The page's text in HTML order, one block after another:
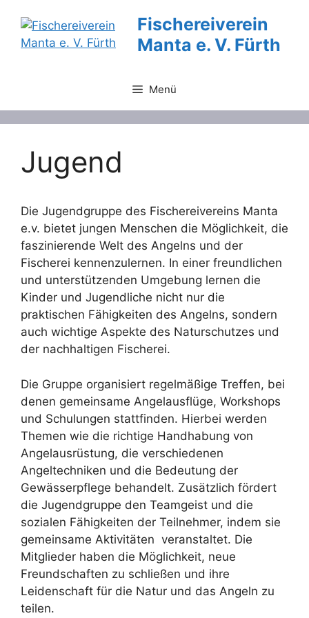
Inhalt
springen
Fischereiverein
Manta e. V. Fürth
Menü
Jugend
Die Jugendgruppe des Fischereivereins Manta
e.v. bietet jungen Menschen die Möglichkeit, die
faszinierende Welt des Angelns und der
Fischerei kennenzulernen. In einer freundlichen
und unterstützenden Umgebung lernen die
Kinder und Jugendliche nicht nur die
praktischen Fähigkeiten des Angelns, sondern
auch wichtige Aspekte des Naturschutzes und
der nachhaltigen Fischerei.
Die Gruppe organisiert regelmäßige Treffen, bei
denen gemeinsame Angelausflüge, Workshops
und Schulungen stattfinden. Hierbei werden
Themen wie die richtige Handhabung von
Angelausrüstung, die verschiedenen
Angeltechniken und die Bedeutung der
Gewässerpflege behandelt. Zusätzlich fördert
die Jugendgruppe den Teamgeist und die
sozialen Fähigkeiten der Teilnehmer, indem sie
gemeinsame Aktivitäten veranstaltet. Die
Mitglieder haben die Möglichkeit, neue
Freundschaften zu schließen und ihre
Leidenschaft für die Natur und das Angeln zu
teilen.